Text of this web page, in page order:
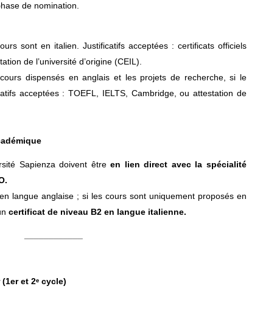
de nomination.
sont en italien. Justificatifs acceptées : certificats officiels
de l’université d’origine (CEIL).
dispensés en anglais et les projets de recherche, si le
acceptées : TOEFL, IELTS, Cambridge, ou attestation de
Sapienza doivent êtreen lien direct avec la spécialité
.
langue anglaise ; si les cours sont uniquement proposés en
certificat de niveau B2 en langue italienne.
et 2ᵉ cycle)